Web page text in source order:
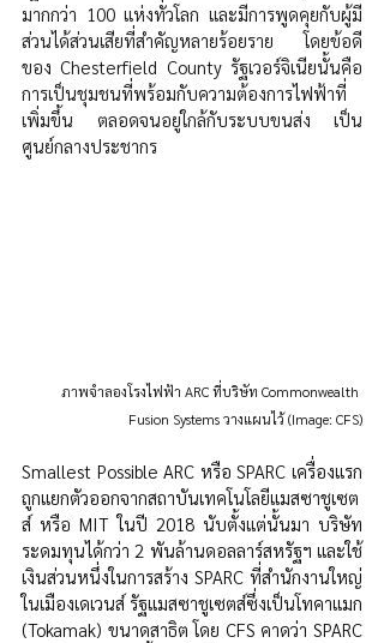
มากกว่า 100 แห่งทั่วโลก และมีการพูดคุยกับผู้มี
ส่วนได้ส่วนเสียที่สำคัญหลายร้อยราย โดยข้อดี
ของ Chesterfield County รัฐเวอร์จิเนียนั้นคือ
การเป็นชุมชนที่พร้อมกับความต้องการไฟฟ้าที่
เพิ่มขึ้น ตลอดจนอยู่ใกล้กับระบบขนส่ง เป็น
ศูนย์กลางประชากร
ภาพจำลองโรงไฟฟ้า ARC ที่บริษัท Commonwealth
Fusion Systems วางแผนไว้ (Image: CFS)
Smallest Possible ARC หรือ SPARC เครื่องแรก
ถูกแยกตัวออกจากสถาบันเทคโนโลยีแมสซาชูเซต
ส์ หรือ MIT ในปี 2018 นับตั้งแต่นั้นมา บริษัท
ระดมทุนได้กว่า 2 พันล้านดอลลาร์สหรัฐฯ และใช้
เงินส่วนหนึ่งในการสร้าง SPARC ที่สำนักงานใหญ่
ในเมืองเดเวนส์ รัฐแมสซาชูเซตส์ซึ่งเป็นโทคาแมก
(Tokamak) ขนาดสาธิต โดย CFS คาดว่า SPARC